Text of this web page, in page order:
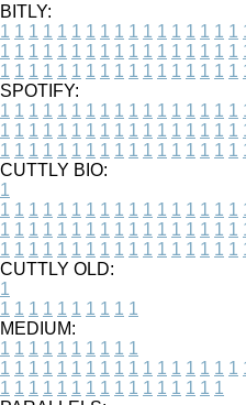
BITLY:
1 1 1 1 1 1 1 1 1 1 1 1 1 1 1 1 1
1 1 1 1 1 1 1 1 1 1 1 1 1 1 1 1 1
1 1 1 1 1 1 1 1 1 1 1 1 1 1 1 1 1
SPOTIFY:
1 1 1 1 1 1 1 1 1 1 1 1 1 1 1 1 1
1 1 1 1 1 1 1 1 1 1 1 1 1 1 1 1 1
1 1 1 1 1 1 1 1 1 1 1 1 1 1 1 1 1
CUTTLY BIO:
1
1 1 1 1 1 1 1 1 1 1 1 1 1 1 1 1 1
1 1 1 1 1 1 1 1 1 1 1 1 1 1 1 1 1
1 1 1 1 1 1 1 1 1 1 1 1 1 1 1 1 1
CUTTLY OLD:
1
1 1 1 1 1 1 1 1 1 1
MEDIUM:
1 1 1 1 1 1 1 1 1 1
1 1 1 1 1 1 1 1 1 1 1 1 1 1 1 1 1
1 1 1 1 1 1 1 1 1 1 1 1 1 1 1 1